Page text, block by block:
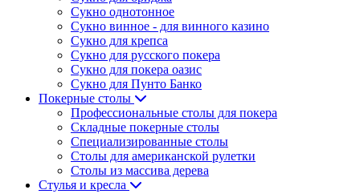
Сукно однотонное
Сукно винное - для винного казино
Сукно для крепса
Сукно для русского покера
Сукно для покера оазис
Сукно для Пунто Банко
Покерные столы
Профессиональные столы для покера
Складные покерные столы
Специализированные столы
Столы для американской рулетки
Столы из массива дерева
Стулья и кресла